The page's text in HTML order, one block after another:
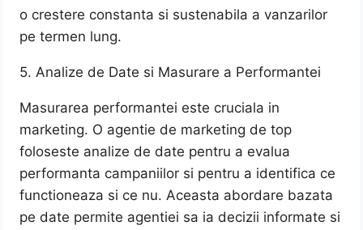
o crestere constanta si sustenabila a vanzarilor
pe termen lung.
5. Analize de Date si Masurare a Performantei
Masurarea performantei este cruciala in
marketing. O agentie de marketing de top
foloseste analize de date pentru a evalua
performanta campaniilor si pentru a identifica ce
functioneaza si ce nu. Aceasta abordare bazata
pe date permite agentiei sa ia decizii informate si